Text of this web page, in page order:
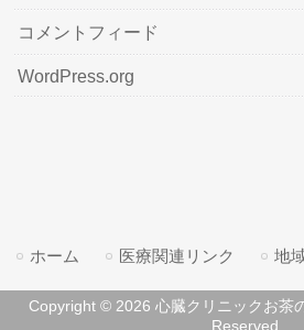
コメントフィード
WordPress.org
ホーム 医療関連リンク 地
Copyright © 2026 心臓クリニックお茶
Reserved.